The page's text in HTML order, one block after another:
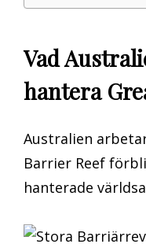
Vad
hantera
Australien
Barrier Reef
hanterade